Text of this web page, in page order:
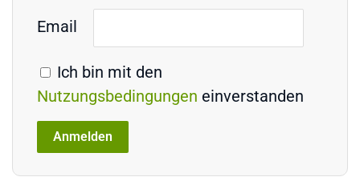
Email
Ich bin mit den
Nutzungsbedingungen einverstanden